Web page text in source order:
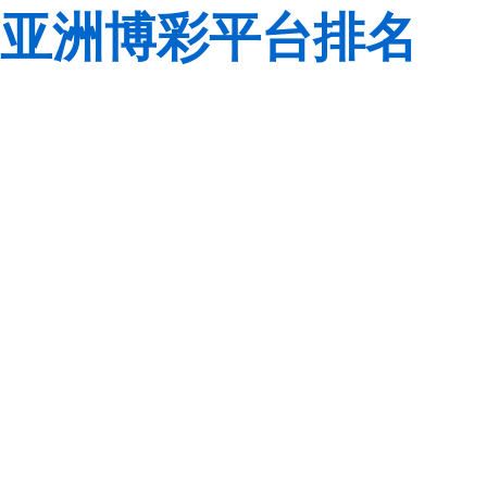
亚洲博彩平台排名